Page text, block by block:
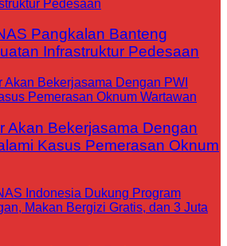
Pangkalan Banteng
Infrastruktur Pedesaan
Akan Bekerjasama Dengan
Kasus Pemerasan Oknum